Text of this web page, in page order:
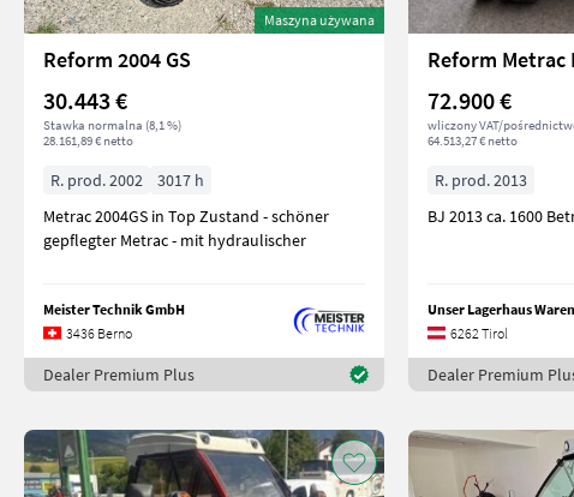
Maszyna używana
Reform 2004 GS
30.443 €
Stawka normalna (8,1 %)
28.161,89 € netto
R. prod. 2002
3017 h
Metrac 2004GS in Top Zustand - schöner
gepflegter Metrac - mit hydraulischer
Meister Technik GmbH
3436 Berno
Dealer Premium Plus
Reform Metrac
72.900 €
wliczony VAT/
64.513,27 € netto
R. prod. 2013
BJ 2013 ca. 1600
6262 Tirol
Dealer Premium